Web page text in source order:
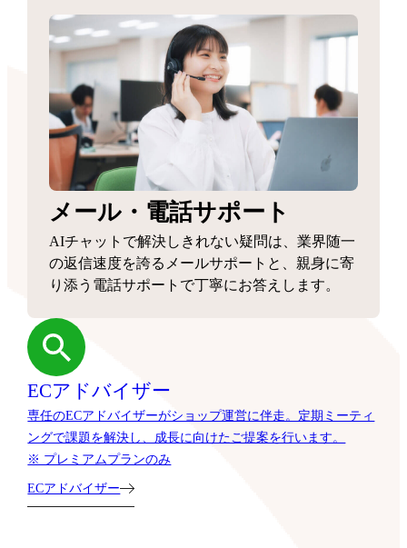
メール・電話サポート
AIチャットで解決しきれない疑問は、業界随一
の返信速度を誇るメールサポートと、親身に寄
り添う電話サポートで丁寧にお答えします。
ECアドバイザー
専任のECアドバイザーがショップ運営に伴走。定期ミーティ
ングで課題を解決し、成長に向けたご提案を行います。
※ プレミアムプランのみ
ECアドバイザー